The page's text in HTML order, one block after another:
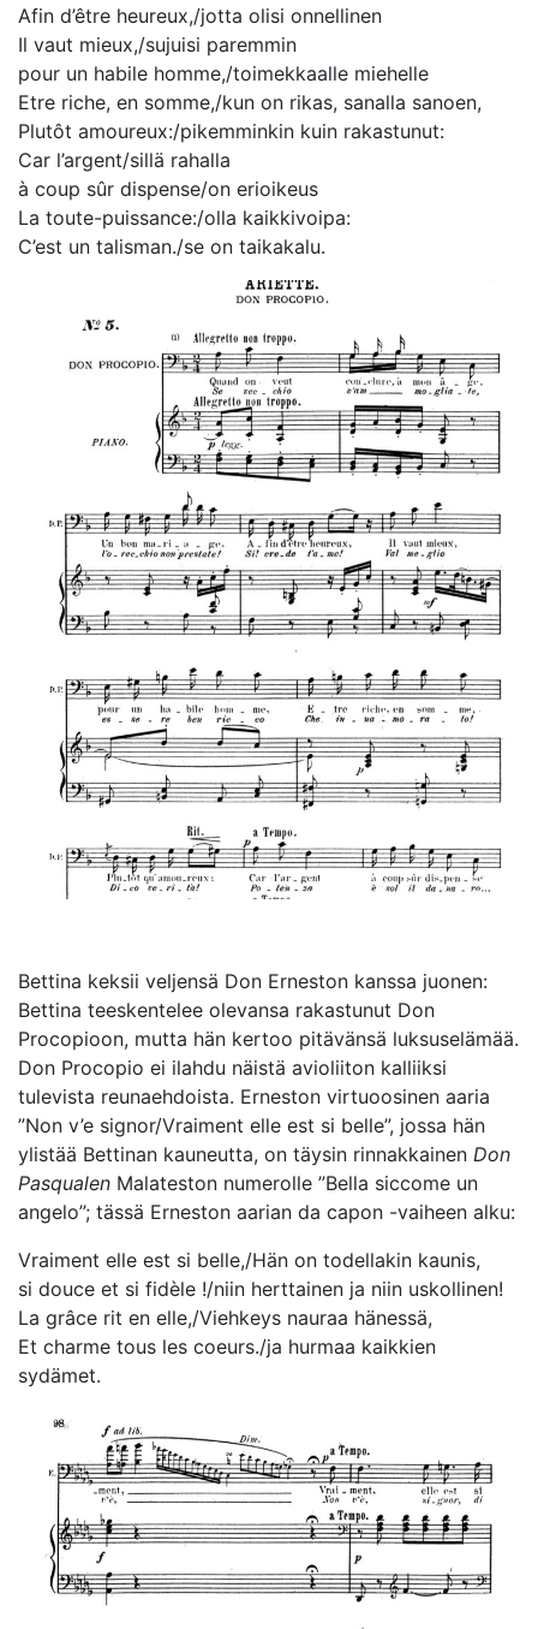
Afin d’être heureux,/jotta olisi onnellinen
Il vaut mieux,/sujuisi paremmin
pour un habile homme,/toimekkaalle miehelle
Etre riche, en somme,/kun on rikas, sanalla sanoen,
Plutôt amoureux:/pikemminkin kuin rakastunut:
Car l’argent/sillä rahalla
à coup sûr dispense/on erioikeus
La toute-puissance:/olla kaikkivoipa:
C’est un talisman./se on taikakalu.
Bettina keksii veljensä Don Erneston kanssa juonen:
Bettina teeskentelee olevansa rakastunut Don
Procopioon, mutta hän kertoo pitävänsä luksuselämää.
Don Procopio ei ilahdu näistä avioliiton kalliiksi
tulevista reunaehdoista. Erneston virtuoosinen aaria
”Non v’e signor/Vraiment elle est si belle”, jossa hän
ylistää Bettinan kauneutta, on täysin rinnakkainen Don
Pasqualen Malateston numerolle ”Bella siccome un
angelo”; tässä Erneston aarian da capon -vaiheen alku:
Vraiment elle est si belle,/Hän on todellakin kaunis,
si douce et si fidèle !/niin herttainen ja niin uskollinen!
La grâce rit en elle,/Viehkeys nauraa hänessä,
Et charme tous les coeurs./ja hurmaa kaikkien
sydämet.